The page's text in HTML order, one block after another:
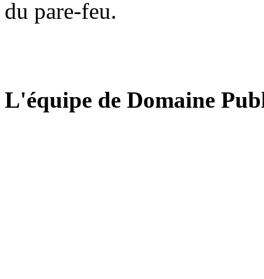
du pare-feu.
L'équipe de Domaine